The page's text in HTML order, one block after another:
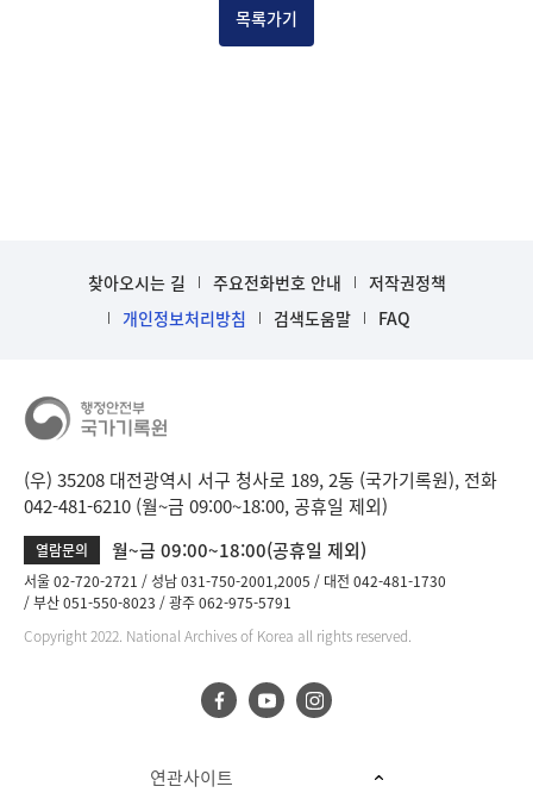
목록가기
찾아오시는 길 주요전화번호 안내
저작권정책
개인정보처리방침
검색도움말 FAQ
(우) 35208 대전광역시 서구 청사로 189, 2동 (국가기록원), 전화
042-481-6210 (월~금 09:00~18:00, 공휴일 제외)
열람문의 월~금 09:00~18:00(공휴일 제외)
서울 02-720-2721 성남 031-750-2001,2005
대전 042-481-1730
부산 051-550-8023
광주 062-975-5791
Copyright 2022. National Archives of Korea all rights reserved.
연관사이트